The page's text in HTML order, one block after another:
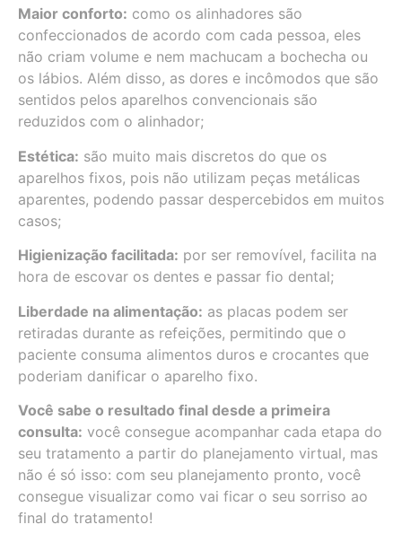
Maior conforto: como os alinhadores são
confeccionados de acordo com cada pessoa, eles
não criam volume e nem machucam a bochecha ou
os lábios. Além disso, as dores e incômodos que são
sentidos pelos aparelhos convencionais são
reduzidos com o alinhador;
Estética: são muito mais discretos do que os
aparelhos fixos, pois não utilizam peças metálicas
aparentes, podendo passar despercebidos em muitos
casos;
Higienização facilitada: por ser removível, facilita na
hora de escovar os dentes e passar fio dental;
Liberdade na alimentação: as placas podem ser
retiradas durante as refeições, permitindo que o
paciente consuma alimentos duros e crocantes que
poderiam danificar o aparelho fixo.
Você sabe o resultado final desde a primeira
consulta: você consegue acompanhar cada etapa do
seu tratamento a partir do planejamento virtual, mas
não é só isso: com seu planejamento pronto, você
consegue visualizar como vai ficar o seu sorriso ao
final do tratamento!